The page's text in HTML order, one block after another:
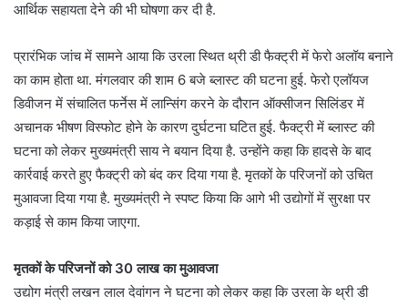
आर्थिक सहायता देने की भी घोषणा कर दी है.
प्रारंभिक जांच में सामने आया कि उरला स्थित थ्री डी फैक्ट्री में फेरो अलॉय बनाने
का काम होता था. मंगलवार की शाम 6 बजे ब्लास्ट की घटना हुई. फेरो एलॉयज
डिवीजन में संचालित फर्नेस में लान्सिंग करने के दौरान ऑक्सीजन सिलिंडर में
अचानक भीषण विस्फोट होने के कारण दुर्घटना घटित हुई. फैक्ट्री में ब्लास्ट की
घटना को लेकर मुख्यमंत्री साय ने बयान दिया है. उन्होंने कहा कि हादसे के बाद
कार्रवाई करते हुए फैक्ट्री को बंद कर दिया गया है. मृतकों के परिजनों को उचित
मुआवजा दिया गया है. मुख्यमंत्री ने स्पष्ट किया कि आगे भी उद्योगों में सुरक्षा पर
कड़ाई से काम किया जाएगा.
मृतकों के परिजनों को 30 लाख का मुआवजा
उद्योग मंत्री लखन लाल देवांगन ने घटना को लेकर कहा कि उरला के थ्री डी